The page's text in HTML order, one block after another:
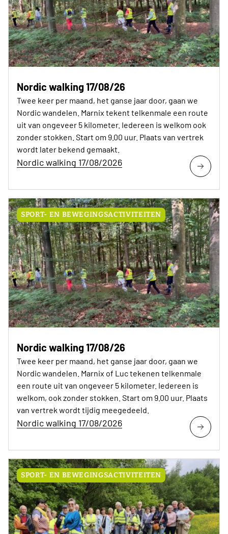
Nordic walking 17/08/26
Twee keer per maand, het ganse jaar door, gaan we
Nordic wandelen. Marnix tekent telkenmale een route
uit van ongeveer 5 kilometer. Iedereen is welkom ook
zonder stokken. Start om 9.00 uur. Plaats van vertrek
wordt later bekend gemaakt.
Nordic walking 17/08/2026
SPORT- EN BEWEGINGSACTIVITEITEN
Nordic walking 17/08/26
Twee keer per maand, het ganse jaar door, gaan we
Nordic wandelen. Marnix of Luc tekenen telkenmale
een route uit van ongeveer 5 kilometer. Iedereen is
welkom, ook zonder stokken. Start om 9.00 uur. Plaats
van vertrek wordt tijdig meegedeeld.
Nordic walking 17/08/2026
SPORT- EN BEWEGINGSACTIVITEITEN